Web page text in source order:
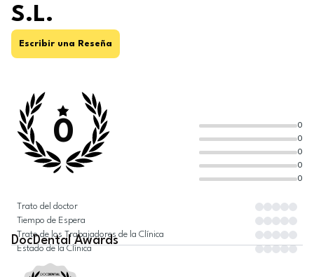
S.L.
Escribir una Reseña
0
0
0
0
0
0
Trato del doctor
Tiempo de Espera
Trato de los Trabajadores de la Clínica
Estado de la Clínica
DocDentalAwards